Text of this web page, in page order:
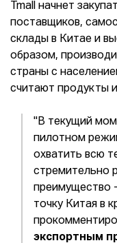
Tmall начнет
поставщиков,
склады в Китае и
образом,
страны с
считают продукты
"В текущий
пилотном
охватить всю
стремительно
преимущество
точку Китая в
экспортным